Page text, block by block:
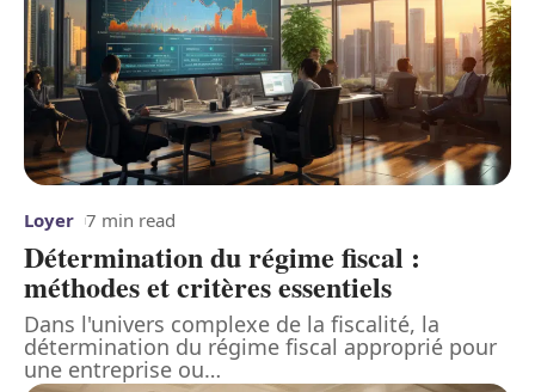
Loyer 7 min read
Détermination du régime fiscal :
méthodes et critères essentiels
Dans l'univers complexe de la fiscalité, la
détermination du régime fiscal approprié pour
une entreprise ou…